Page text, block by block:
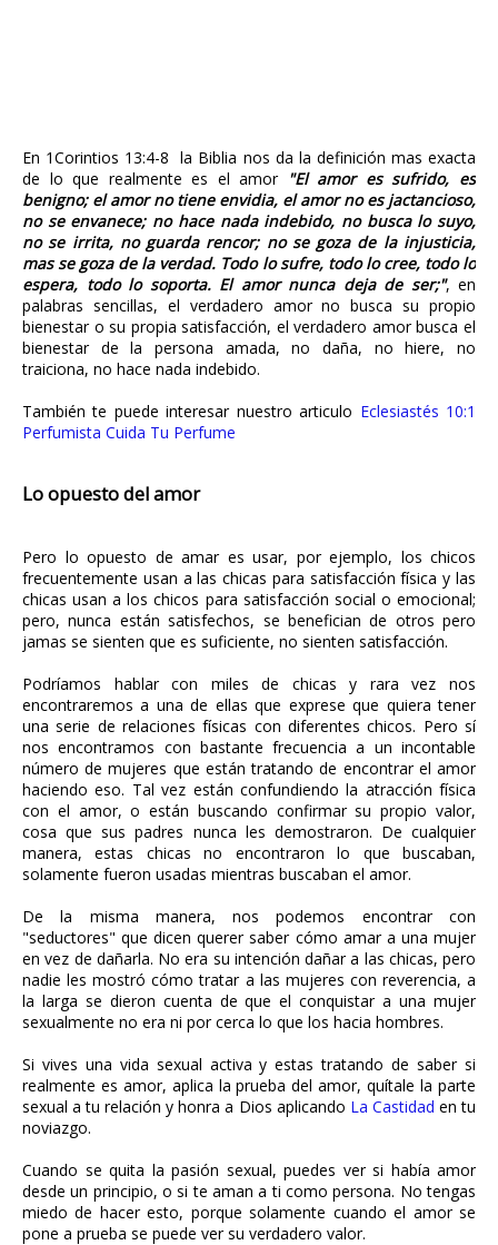
En 1Corintios 13:4-8 la Biblia nos da la definición mas exacta
de lo que realmente es el amor "El amor es sufrido, es
benigno; el amor no tiene envidia, el amor no es jactancioso,
no se envanece; no hace nada indebido, no busca lo suyo,
no se irrita, no guarda rencor; no se goza de la injusticia,
mas se goza de la verdad. Todo lo sufre, todo lo cree, todo lo
espera, todo lo soporta. El amor nunca deja de ser;", en
palabras sencillas, el verdadero amor no busca su propio
bienestar o su propia satisfacción, el verdadero amor busca el
bienestar de la persona amada, no daña, no hiere, no
traiciona, no hace nada indebido.
También te puede interesar nuestro articulo Eclesiastés 10:1
Perfumista Cuida Tu Perfume
Lo opuesto del amor
Pero lo opuesto de amar es usar, por ejemplo, los chicos
frecuentemente usan a las chicas para satisfacción física y las
chicas usan a los chicos para satisfacción social o emocional;
pero, nunca están satisfechos, se benefician de otros pero
jamas se sienten que es suficiente, no sienten satisfacción.
Podríamos hablar con miles de chicas y rara vez nos
encontraremos a una de ellas que exprese que quiera tener
una serie de relaciones físicas con diferentes chicos. Pero sí
nos encontramos con bastante frecuencia a un incontable
número de mujeres que están tratando de encontrar el amor
haciendo eso. Tal vez están confundiendo la atracción física
con el amor, o están buscando confirmar su propio valor,
cosa que sus padres nunca les demostraron. De cualquier
manera, estas chicas no encontraron lo que buscaban,
solamente fueron usadas mientras buscaban el amor.
De la misma manera, nos podemos encontrar con
"seductores" que dicen querer saber cómo amar a una mujer
en vez de dañarla. No era su intención dañar a las chicas, pero
nadie les mostró cómo tratar a las mujeres con reverencia, a
la larga se dieron cuenta de que el conquistar a una mujer
sexualmente no era ni por cerca lo que los hacia hombres.
Si vives una vida sexual activa y estas tratando de saber si
realmente es amor, aplica la prueba del amor, quítale la parte
sexual a tu relación y honra a Dios aplicando La Castidad en tu
noviazgo.
Cuando se quita la pasión sexual, puedes ver si había amor
desde un principio, o si te aman a ti como persona. No tengas
miedo de hacer esto, porque solamente cuando el amor se
pone a prueba se puede ver su verdadero valor.